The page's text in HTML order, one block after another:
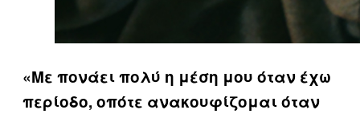
«Με πονάει πολύ η μέση μου όταν έχω
περίοδο, οπότε ανακουφίζομαι όταν